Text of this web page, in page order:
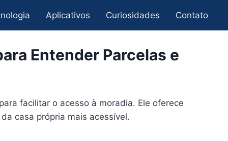
Aplicativos Curiosidades Contato
Entender Parcelas e
facilitar o acesso à moradia. Ele oferece
casa própria mais acessível.